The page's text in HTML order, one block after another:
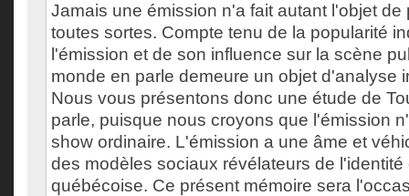
Jamais une émission n'a fait autant l'objet de
toutes sortes. Compte tenu de la popularité
l'émission et de son influence sur la scène
monde en parle demeure un objet d'analyse
Nous vous présentons donc une étude de
parle, puisque nous croyons que l'émission
show ordinaire. L'émission a une âme et
des modèles sociaux révélateurs de l'identité
québécoise. Ce présent mémoire sera